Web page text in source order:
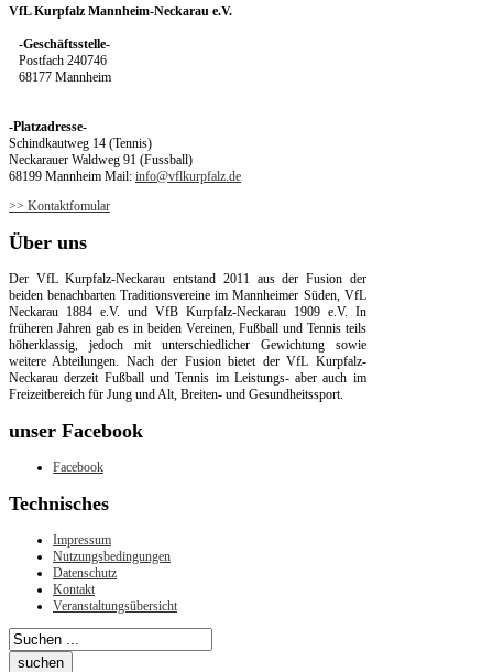
VfL Kurpfalz Mannheim-Neckarau e.V.
-Geschäftsstelle-
Postfach 240746
68177 Mannheim
-Platzadresse-
Schindkautweg 14 (Tennis)
Neckarauer Waldweg 91 (Fussball)
68199 Mannheim Mail: info@vflkurpfalz.de
>> Kontaktfomular
Über uns
Der VfL Kurpfalz-Neckarau entstand 2011 aus der Fusion der
beiden benachbarten Traditionsvereine im Mannheimer Süden, VfL
Neckarau 1884 e.V. und VfB Kurpfalz-Neckarau 1909 e.V. In
früheren Jahren gab es in beiden Vereinen, Fußball und Tennis teils
höherklassig, jedoch mit unterschiedlicher Gewichtung sowie
weitere Abteilungen. Nach der Fusion bietet der VfL Kurpfalz-
Neckarau derzeit Fußball und Tennis im Leistungs- aber auch im
Freizeitbereich für Jung und Alt, Breiten- und Gesundheitssport.
unser Facebook
Facebook
Technisches
Impressum
Nutzungsbedingungen
Datenschutz
Kontakt
Veranstaltungsübersicht